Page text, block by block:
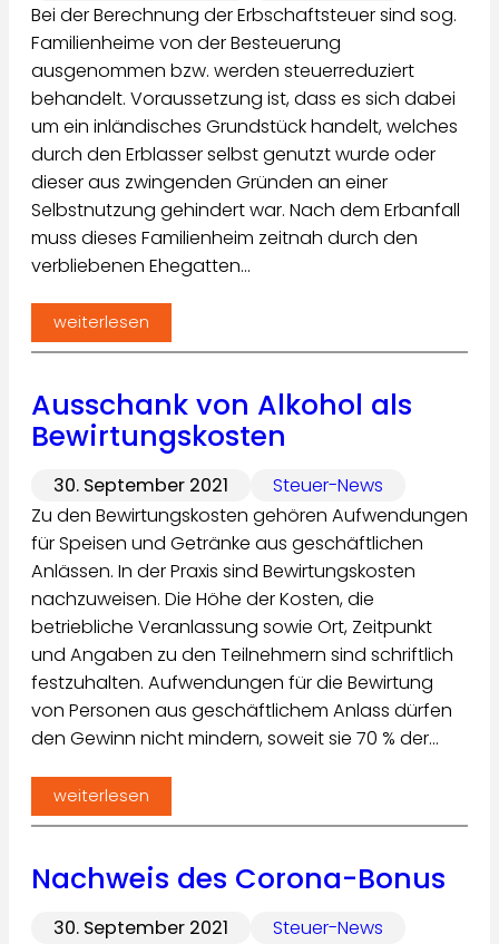
Bei der Berechnung der Erbschaftsteuer sind sog.
Familienheime von der Besteuerung
ausgenommen bzw. werden steuerreduziert
behandelt. Voraussetzung ist, dass es sich dabei
um ein inländisches Grundstück handelt, welches
durch den Erblasser selbst genutzt wurde oder
dieser aus zwingenden Gründen an einer
Selbstnutzung gehindert war. Nach dem Erbanfall
muss dieses Familienheim zeitnah durch den
verbliebenen Ehegatten…
weiterlesen
Ausschank von Alkohol als
Bewirtungskosten
30. September 2021
Steuer-News
Zu den Bewirtungskosten gehören Aufwendungen
für Speisen und Getränke aus geschäftlichen
Anlässen. In der Praxis sind Bewirtungskosten
nachzuweisen. Die Höhe der Kosten, die
betriebliche Veranlassung sowie Ort, Zeitpunkt
und Angaben zu den Teilnehmern sind schriftlich
festzuhalten. Aufwendungen für die Bewirtung
von Personen aus geschäftlichem Anlass dürfen
den Gewinn nicht mindern, soweit sie 70 % der…
weiterlesen
Nachweis des Corona-Bonus
30. September 2021
Steuer-News